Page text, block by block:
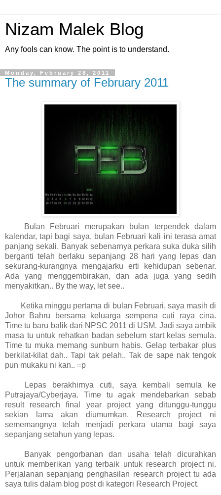
Nizam Malek Blog
Any fools can know. The point is to understand.
Monday, February 28, 2011
The summary of February 2011
Bulan Februari merupakan bulan terpendek dalam
kalendar, tapi bagi saya, bulan Februari kali ini terasa amat
panjang sekali. Banyak sebenarnya perkara suka duka silih
berganti telah berlaku sepanjang 28 hari yang lepas dan
sekurang-kurangnya mengajarku erti kehidupan sebenar.
Ada yang menggembirakan, dan ada juga yang sedih
menyakitkan.. By the way, let see..
Ketika minggu pertama di bulan Februari, saya masih di
Johor Bahru bersama keluarga sempena cuti raya cina.
Time tu baru balik dari NPSC 2011 di USM. Jadi saya ambik
masa tu untuk rehatkan badan sebelum start kelas semula.
Time tu muka memang sunburn habis. Gelap terbakar plus
berkilat-kilat dah.. Tapi tak pelah.. Tak de sape nak tengok
pun mukaku ni kan.. =p
Lepas berakhirnya cuti, saya kembali semula ke
Putrajaya/Cyberjaya. Time tu agak mendebarkan sebab
result research final year project yang ditunggu-tunggu
sekian lama akan diumumkan. Research project ni
sememangnya telah menjadi perkara utama bagi saya
sepanjang setahun yang lepas.
Banyak pengorbanan dan usaha telah dicurahkan
untuk memberikan yang terbaik untuk research project ni.
Perjalanan sepanjang penghasilan research project tu ada
saya tulis dalam blog post di kategori Research Project.